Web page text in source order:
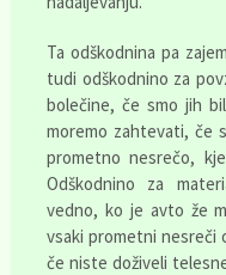
Ta odškodnina pa
tudi odškodnino za
bolečine, če smo jih
moremo zahtevati, če
prometno nesrečo,
Odškodnino za
vedno, ko je avto že
vsaki prometni nesreči
če niste doživeli